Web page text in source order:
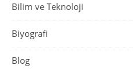
Bilim ve Teknoloji
Biyografi
Blog